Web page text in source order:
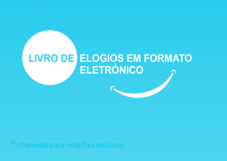
(a) chamada para rede fixa nacional